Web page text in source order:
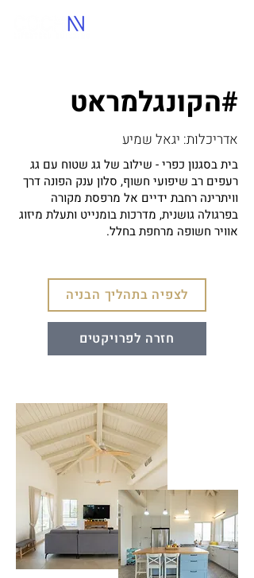
הקונגלמראט#
אדריכלות: יגאל שמיע
בית בסגנון כפרי - שילוב של גג שטוח עם גג
רעפים רב שיפועי חשוף, סלון ענק הפונה דרך
וויתרינה רחבת ידיים אל מרפסת מקורה
בפרגולה גושנית, מדרכות בומנייט ותעלת מיזוג
אוויר חשופה מרחפת בחלל.
לצפיה בתהליך הבניה
חזרה לפרויקטים